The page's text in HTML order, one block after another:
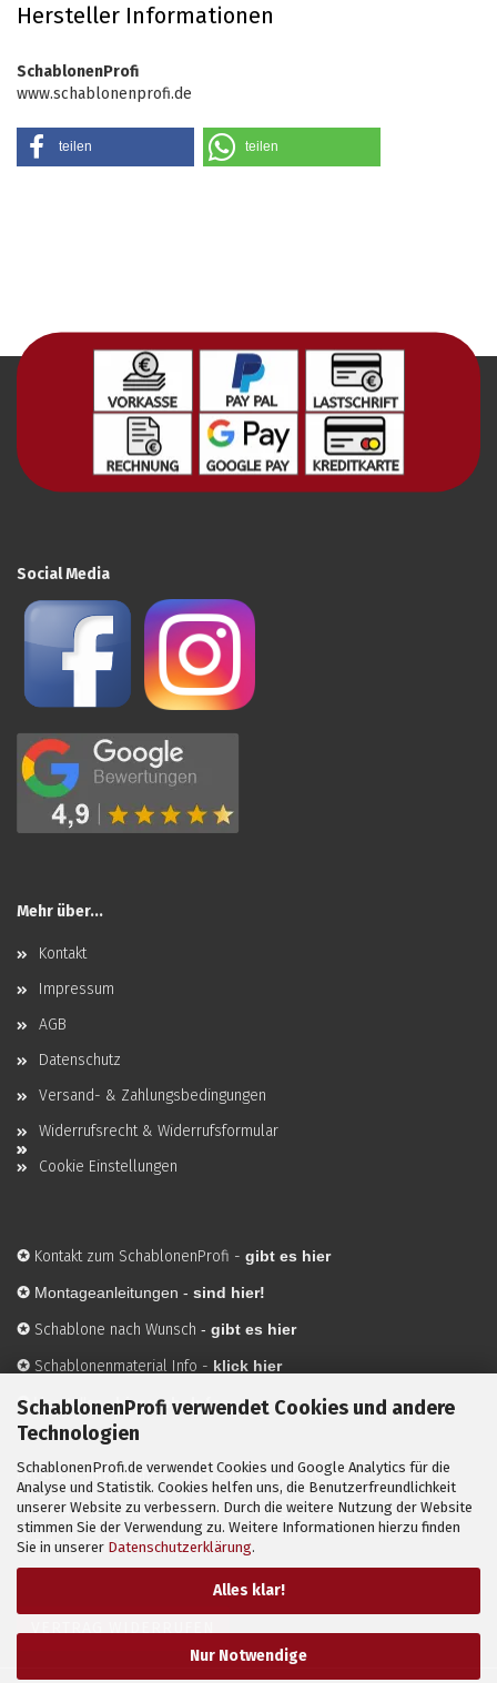
SchablonenProfi verwendet Cookies und andere
Technologien
SchablonenProfi.de verwendet Cookies und Google Analytics für die
Analyse und Statistik. Cookies helfen uns, die Benutzerfreundlichkeit
unserer Website zu verbessern. Durch die weitere Nutzung der Website
stimmen Sie der Verwendung zu. Weitere Informationen hierzu finden
Sie in unserer Datenschutzerklärung.
Alles klar!
Nur Notwendige
Hersteller Informationen
SchablonenProfi
www.schablonenprofi.de
teilen teilen
Social Media
Mehr über...
Kontakt
Impressum
AGB
Datenschutz
Versand- & Zahlungsbedingungen
Widerrufsrecht & Widerrufsformular
Cookie Einstellungen
✪ Kontakt zum SchablonenProfi - gibt es hier
✪ Montageanleitungen - sind hier!
✪ Schablone nach Wunsch - gibt es hier
✪ Schablonenmaterial Info - klick hier
✪Hersteller-hier mehr Infos
Mit ✪ gekennzeichnete Bilder sind KI-generierte
Anwendungsbeispiele zur Visualisierung der Motive.
© SchablonenProfi.de2026